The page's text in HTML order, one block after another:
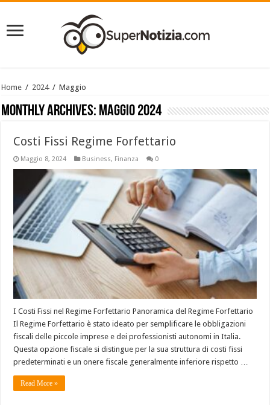
Home / 2024 / Maggio
Monthly Archives: Maggio 2024
Costi Fissi Regime Forfettario
Maggio 8, 2024 Business, Finanza 0
I Costi Fissi nel Regime Forfettario Panoramica del Regime Forfettario
Il Regime Forfettario è stato ideato per semplificare le obbligazioni
fiscali delle piccole imprese e dei professionisti autonomi in Italia.
Questa opzione fiscale si distingue per la sua struttura di costi fissi
predeterminati e un onere fiscale generalmente inferiore rispetto …
Read More »